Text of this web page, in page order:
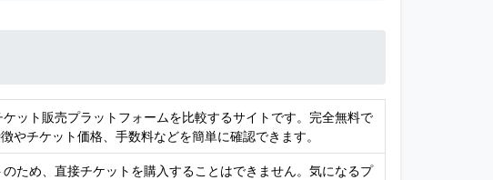
ット販売プラットフォームを比較するサイトです。完全無料で
やチケット価格、手数料などを簡単に確認できます。
ため、直接チケットを購入することはできません。気になるプ